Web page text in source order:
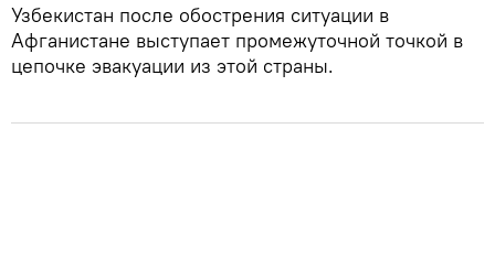
Узбекистан после обострения ситуации в
Афганистане выступает промежуточной точкой в
цепочке эвакуации из этой страны.